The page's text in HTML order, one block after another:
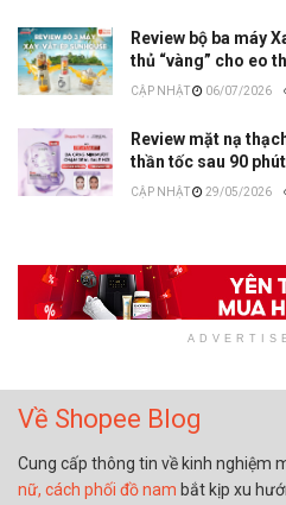
Review bộ ba máy
thủ “vàng” cho eo
06/07/2026
Review mặt nạ
thần tốc sau 90 phút
29/05/2026
Về Shopee Blog
Cung cấp thông tin về kinh nghiệm
nữ, cách phối đồ nam bắt kịp xu